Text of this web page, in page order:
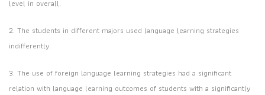
level in overall.
2. The students in different majors used language learning strategies
indifferently.
3. The use of foreign language learning strategies had a significant
relation with language learning outcomes of students with a significantly